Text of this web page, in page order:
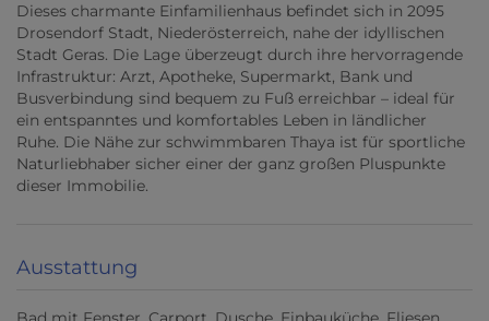
Dieses charmante Einfamilienhaus befindet sich in 2095
Drosendorf Stadt, Niederösterreich, nahe der idyllischen
Stadt Geras. Die Lage überzeugt durch ihre hervorragende
Infrastruktur: Arzt, Apotheke, Supermarkt, Bank und
Busverbindung sind bequem zu Fuß erreichbar – ideal für
ein entspanntes und komfortables Leben in ländlicher
Ruhe. Die Nähe zur schwimmbaren Thaya ist für sportliche
Naturliebhaber sicher einer der ganz großen Pluspunkte
dieser Immobilie.
Ausstattung